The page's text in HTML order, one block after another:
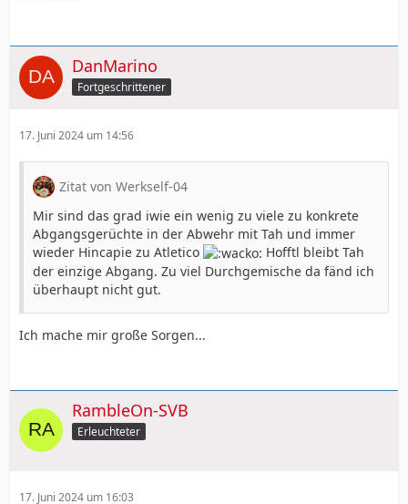
DanMarino
Fortgeschrittener
17. Juni 2024 um 14:56
Zitat von Werkself-04
Mir sind das grad iwie ein wenig zu viele zu konkrete
Abgangsgerüchte in der Abwehr mit Tah und immer
wieder Hincapie zu Atletico
Hofftl bleibt Tah
der einzige Abgang. Zu viel Durchgemische da fänd ich
überhaupt nicht gut.
Ich mache mir große Sorgen...
RambleOn-SVB
Erleuchteter
17. Juni 2024 um 16:03